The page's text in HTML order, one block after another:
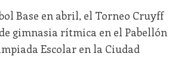
Base en abril, el Torneo Cruyff
gimnasia rítmica en el Pabellón
Escolar en la Ciudad